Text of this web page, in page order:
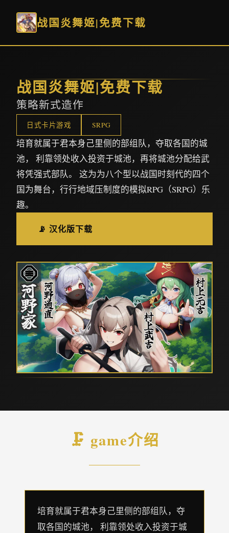
战国炎舞姬|免费下载
战国炎舞姬|免费下载
策略新式造作
日式卡片游戏 SRPG
培育就属于君本身己里侧的部组队，夺取各国的城
池， 利靠领处收入投资于城池，再将城池分配给武
将凭强式部队。 这为为八个型以战国时刻代的四个
国为舞台，行行地域压制度的模拟RPG（SRPG）乐
趣。
📡 汉化版下载
🗜️ game介绍
培育就属于君本身己里侧的部组队，夺
取各国的城池， 利靠领处收入投资于城